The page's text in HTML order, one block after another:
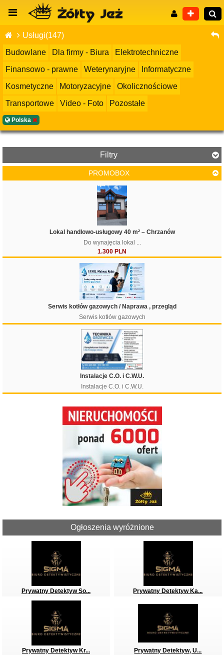
Usługi(147)
Budowlane
Dla firmy - Biura
Elektrotechniczne
Finansowo - prawne
Weterynaryjne
Informatyczne
Kosmetyczne
Motoryzacyjne
Okolicznościowe
Transportowe
Video - Foto Pozostałe
Polska
Filtry
Filtruj
PROMOBOX
Lokal handlowo-usługowy 40 m² – Chrzanów
Do wynajęcia lokal ...
1.300 PLN
Serwis kotłów gazowych / Naprawa , przegląd
Serwis kotłów gazowych
Instalacje C.O. i C.W.U.
Instalacje C.O. i C.W.U.
Ogłoszenia wyróżnione
Prywatny Detektyw So... Prywatny Detektyw Ka...
Prywatny Detektyw Kr... Prywatny Detektyw, U...